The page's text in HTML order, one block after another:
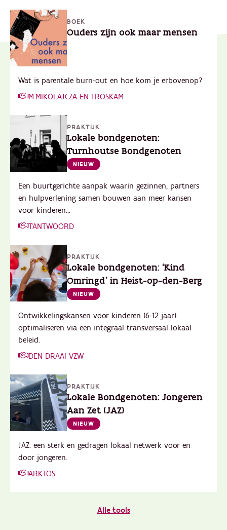
BOEK
Ouders zijn ook maar mensen
Wat is parentale burn-out en hoe kom je erbovenop?
M.MIKOLAJCZA EN I.ROSKAM
PRAKTIJK
Lokale bondgenoten:
Turnhoutse Bondgenoten
NIEUW
Een buurtgerichte aanpak waarin gezinnen, partners
en hulpverlening samen bouwen aan meer kansen
voor kinderen...
T'ANTWOORD
PRAKTIJK
Lokale bondgenoten: ‘Kind
Omringd’ in Heist-op-den-Berg
NIEUW
Ontwikkelingskansen voor kinderen (6-12 jaar)
optimaliseren via een integraal transversaal lokaal
beleid.
DEN DRAAI VZW
PRAKTIJK
Lokale Bondgenoten: Jongeren
Aan Zet (JAZ)
NIEUW
JAZ: een sterk en gedragen lokaal netwerk voor en
door jongeren.
ARKTOS
Alle tools